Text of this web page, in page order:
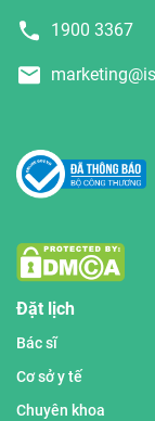
1900 3367
Đặt lịch
Bác sĩ
Cơ sở y tế
Chuyên khoa